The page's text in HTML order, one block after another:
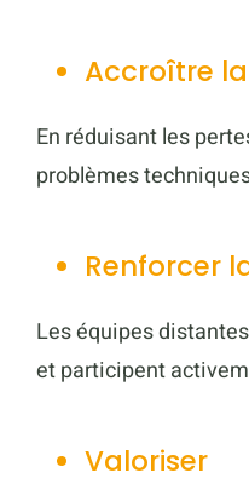
Accroître
En réduisant les
problèmes
Renforcer
Les équipes
et participent